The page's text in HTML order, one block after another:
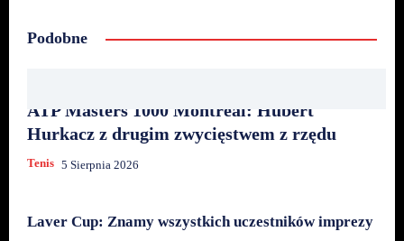
Podobne
ATP Masters 1000 Montreal: Hubert
Hurkacz z drugim zwycięstwem z rzędu
Tenis 5 Sierpnia 2026
Laver Cup: Znamy wszystkich uczestników imprezy